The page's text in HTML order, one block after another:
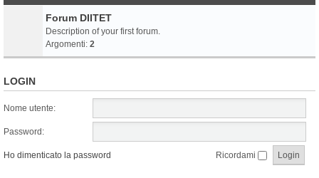
Forum DIITET
Description of your first forum.
Argomenti: 2
LOGIN
Nome utente:
Password:
Ho dimenticato la password Ricordami